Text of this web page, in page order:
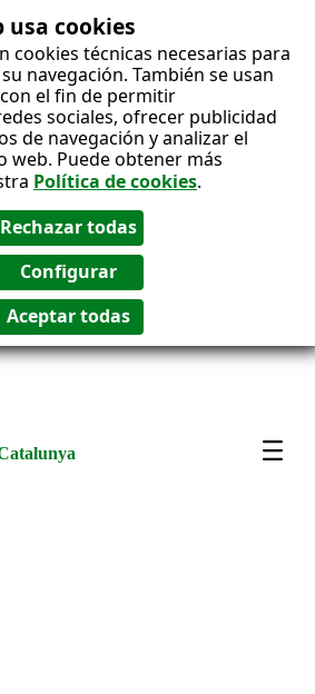
usa cookies
cookies técnicas necesarias para
navegación. También se usan
el fin de permitir
sociales, ofrecer publicidad
de navegación y analizar el
web. Puede obtener más
Política de cookies.